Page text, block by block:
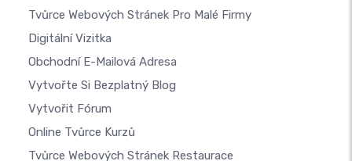
Tvůrce Webových Stránek Pro Malé Firmy
Digitální Vizitka
Obchodní E-Mailová Adresa
Vytvořte Si Bezplatný Blog
Vytvořit Fórum
Online Tvůrce Kurzů
Tvůrce Webových Stránek Restaurace